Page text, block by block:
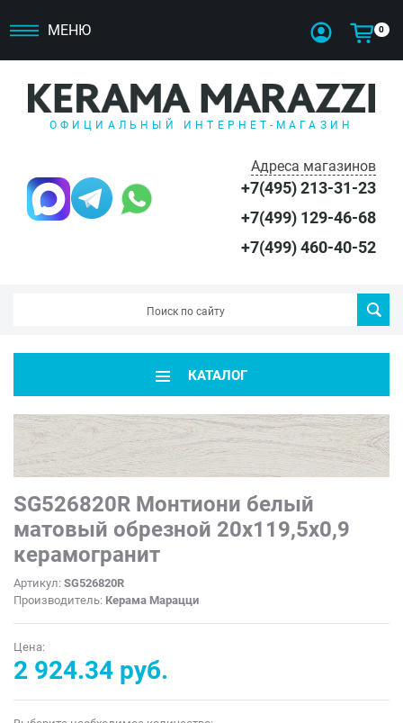
МЕНЮ 0
ОФИЦИАЛЬНЫЙ ИНТЕРНЕТ-МАГАЗИН
Адреса магазинов
+7(495) 213-31-23
+7(499) 129-46-68
+7(499) 460-40-52
КАТАЛОГ
SG526820R Монтиони белый
матовый обрезной 20х119,5x0,9
керамогранит
Артикул: SG526820R
Производитель: Керама Марацци
Цена:
2 924.34 руб.